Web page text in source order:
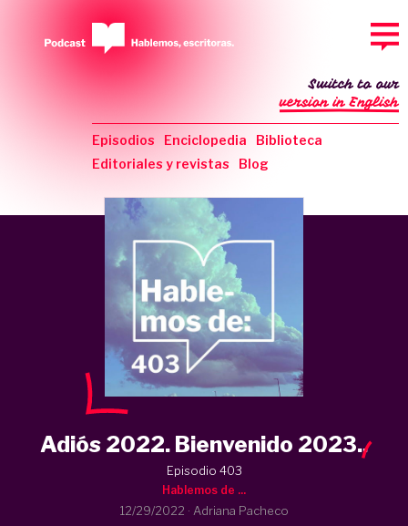
Episodios Enciclopedia
Biblioteca
Editoriales y revistas
Blog
Switch to our
version in English
Adiós 2022. Bienvenido 2023..
Episodio 403
Hablemos de ...
12/29/2022 · Adriana Pacheco